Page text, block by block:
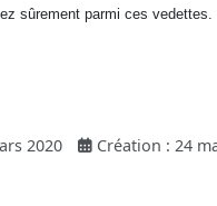
sûrement parmi ces vedettes.
2020 Création : 24